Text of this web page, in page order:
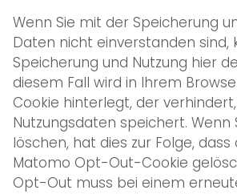
Wenn Sie mit der Speicherung
Daten nicht einverstanden sind,
Speicherung und Nutzung hier
diesem Fall wird in Ihrem
Cookie hinterlegt, der
Nutzungsdaten speichert. Wenn
löschen, hat dies zur Folge, dass
Matomo Opt-Out-Cookie
Opt-Out muss bei einem